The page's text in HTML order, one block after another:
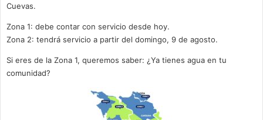
Cuevas.
Zona 1: debe contar con servicio desde hoy.
Zona 2: tendrá servicio a partir del domingo, 9 de agosto.
Si eres de la Zona 1, queremos saber: ¿Ya tienes agua en tu
comunidad?